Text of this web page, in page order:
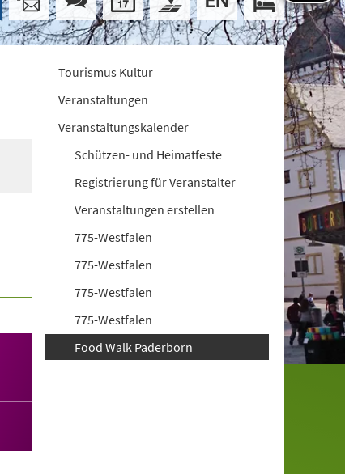
Tourismus Kultur
Veranstaltungen
Veranstaltungskalender
Schützen- und Heimatfeste
Registrierung für Veranstalter
Veranstaltungen erstellen
775-Westfalen
775-Westfalen
775-Westfalen
775-Westfalen
Food Walk Paderborn